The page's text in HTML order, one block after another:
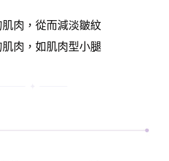
肉，從而減淡皺紋
肉，如肌肉型小腿